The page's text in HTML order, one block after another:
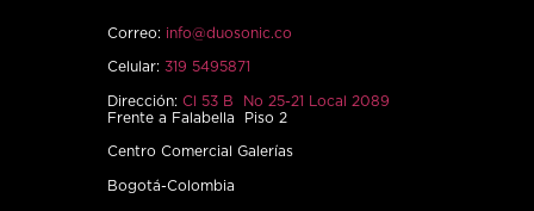
Correo: info@duosonic.co
Celular: 319 5495871
Dirección: Cl 53 B No 25-21 Local 2089
Frente a Falabella Piso 2
Centro Comercial Galerías
Bogotá-Colombia